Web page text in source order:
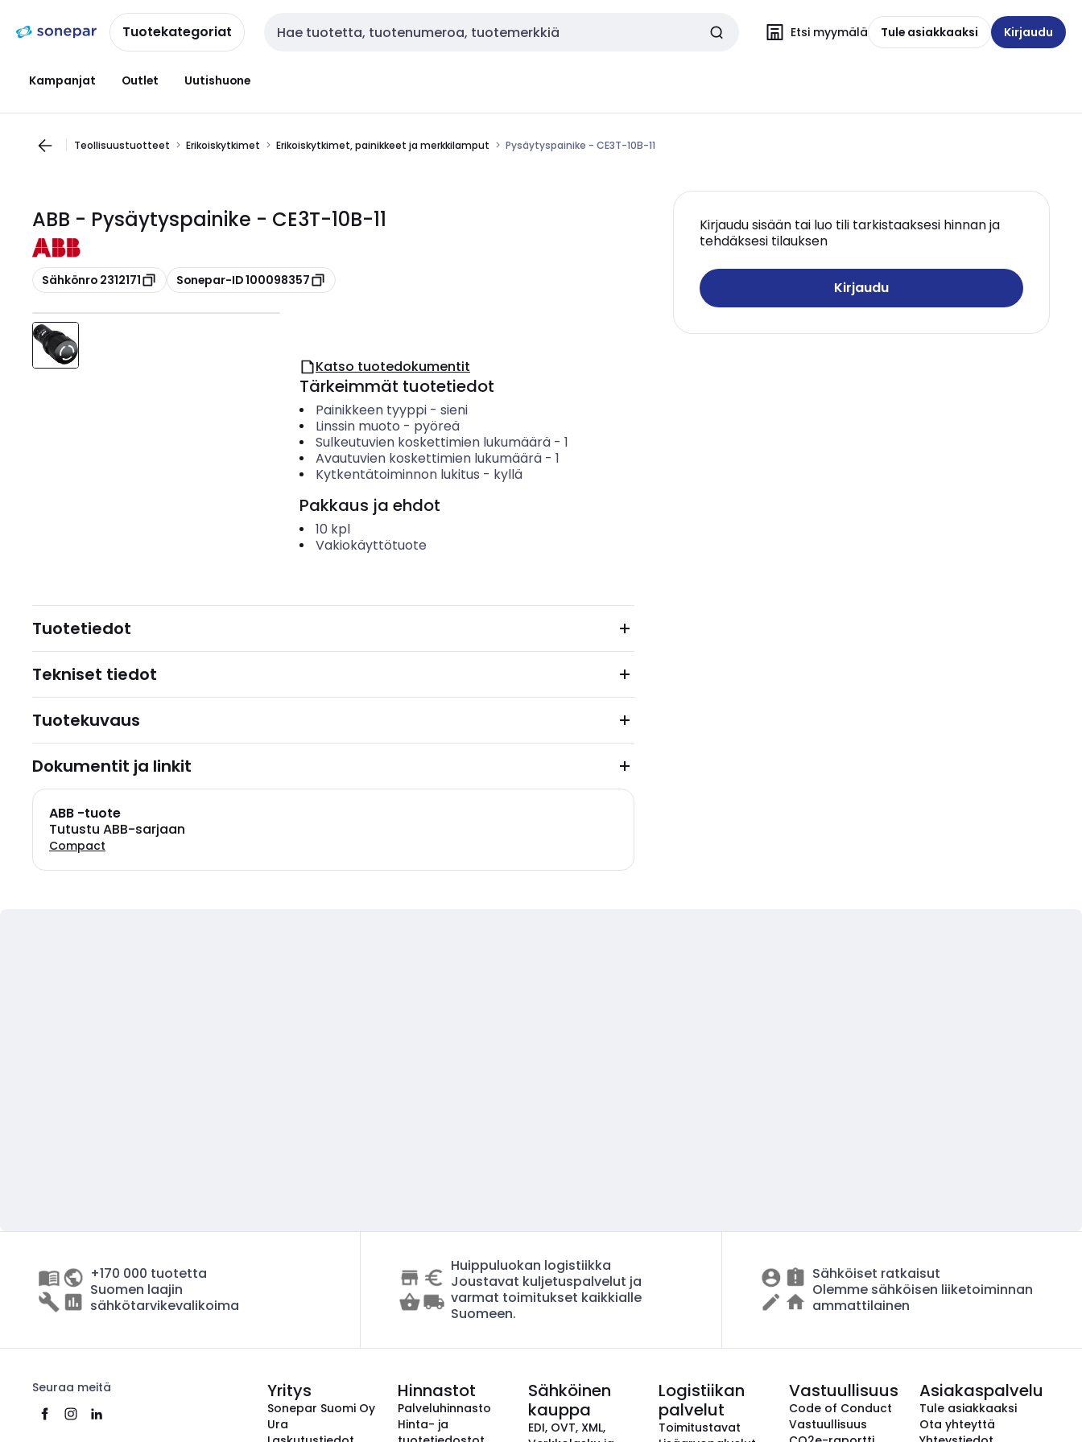
navigointiinsisältöönTuotekategoriat Haku Etsi myymälä Tule asiakkaaksi Kirjaudu
Kampanjat Outlet Uutishuone
Teollisuustuotteet Erikoiskytkimet Erikoiskytkimet, painikkeet ja merkkilamput Pysäytyspainike - CE3T-10B-11
ABB - Pysäytyspainike - CE3T-10B-11
Kopioi
Sähkönro 2312171 Kopioi
Sonepar-ID 100098357
Kirjaudu sisään tai luo tili tarkistaaksesi hinnan ja
tehdäksesi tilauksen
Kirjaudu
Katso tuotedokumentit
Tärkeimmät tuotetiedot
Painikkeen tyyppi- sieni
Linssin muoto - pyöreä
Sulkeutuvien koskettimien lukumäärä- 1
Avautuvien koskettimien lukumäärä- 1
Kytkentätoiminnon lukitus - kyllä
Pakkaus ja ehdot
10 kpl
Vakiokäyttötuote
Tuotetiedot
Tekniset tiedot
Tuotekuvaus
Dokumentit ja linkit
ABB -tuote
Tutustu ABB-sarjaan
Compact
+170 000 tuotetta
Suomen laajin
sähkötarvikevalikoima
Huippuluokan logistiikka
Joustavat kuljetuspalvelut ja
varmat toimitukset kaikkialle
Suomeen.
Sähköiset ratkaisut
Olemme sähköisen liiketoiminnan
ammattilainen
Seuraa meitä Yritys
Sonepar Suomi Oy
Ura
Hinnastot
Palveluhinnasto
Hinta- ja
Sähköinen
kauppa
EDI, OVT, XML,
Logistiikan
palvelut
Toimitustavat
Vastuullisuus
Code of Conduct
Vastuullisuus
Asiakaspalvelu
Tule asiakkaaksi
Ota yhteyttä